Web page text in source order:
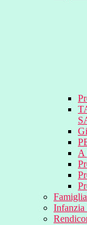
A
Infanzia